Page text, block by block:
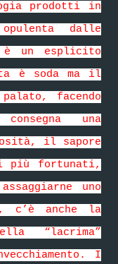
prodotti in
dalle
è un esplicito
è soda ma il
facendo
una
il sapore
più fortunati,
uno
c’è anche la
“lacrima”
I